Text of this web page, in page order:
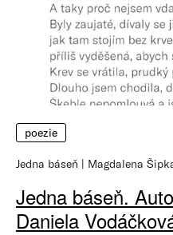
Vše o ČT
poezie
Jedna báseň Magdalena
Jedna báseň.
Daniela